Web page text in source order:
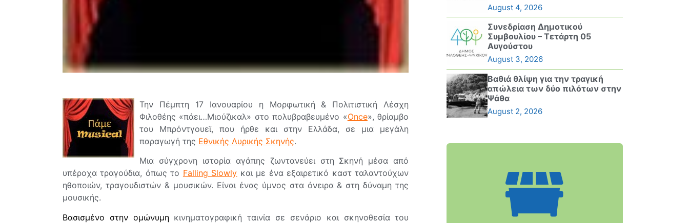
Την Πέμπτη 17 Ιανουαρίου η Μορφωτική & Πολιτιστική Λέσχη
Φιλοθέης «πάει…Μιούζικαλ» στο πολυβραβευμένο «Once», θρίαμβο
του Μπρόντγουεϊ, που ήρθε και στην Ελλάδα, σε μια μεγάλη
παραγωγή της Εθνικής Λυρικής Σκηνής.
Μια σύγχρονη ιστορία αγάπης ζωντανεύει στη Σκηνή μέσα από
υπέροχα τραγούδια, όπως το Falling Slowly και με ένα εξαιρετικό καστ ταλαντούχων
ηθοποιών, τραγουδιστών & μουσικών. Είναι ένας ύμνος στα όνειρα & στη δύναμη της
μουσικής.
Βασισμένο στην ομώνυμηκινηματογραφική ταινία σε σενάριο και σκηνοθεσία του
August 4, 2026
Συνεδρίαση Δημοτικού
Συμβουλίου – Τετάρτη 05
Αυγούστου
August 3, 2026
Βαθιά θλίψη για την τραγική
απώλεια των δύο πιλότων στην
Ψάθα
August 2, 2026